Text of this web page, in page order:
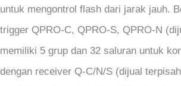
untuk mengontrol flash dari jarak jauh.
trigger QPRO-C, QPRO-S, QPRO-N
memiliki 5 grup dan 32 saluran untuk
dengan receiver Q-C/N/S (dijual